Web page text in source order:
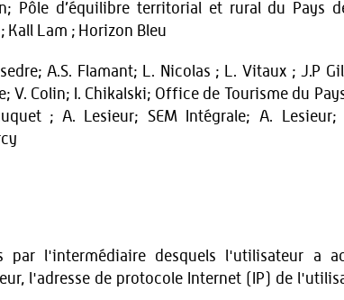
Pôle d’équilibre territorial et rural du Pays
Kall Lam ; Horizon Bleu
A.S. Flamant; L. Nicolas ; L. Vitaux ; J.P
V. Colin; I. Chikalski; Office de Tourisme du
; A. Lesieur; SEM Intégrale; A.
par l'intermédiaire desquels l'utilisateur a
l'adresse de protocole Internet (IP) de